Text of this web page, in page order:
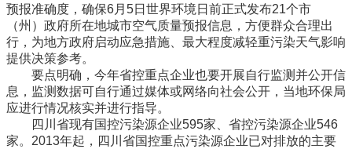
预报准确度，确保6月5日世界环境日前正式发布21个市
（州）政府所在地城市空气质量预报信息，方便群众合理出
行，为地方政府启动应急措施、最大程度减轻重污染天气影响
提供决策参考。
要点明确，今年省控重点企业也要开展自行监测并公开信
息，监测数据可自行通过媒体或网络向社会公开，当地环保局
应进行情况核实并进行指导。
四川省现有国控污染源企业595家、省控污染源企业546
家。2013年起，四川省国控重点污染源企业已对排放的主要